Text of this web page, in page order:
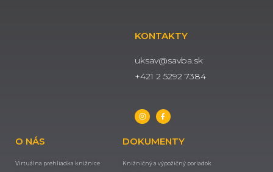
KONTAKTY
uksav@savba.sk
+421 2 5292 7384
O NÁS
Virtuálna prehliadka knižnice
DOKUMENTY
Knižničný a výpožičný poriadok